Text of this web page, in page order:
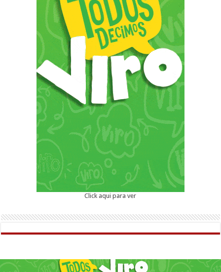
Click aqui para ver